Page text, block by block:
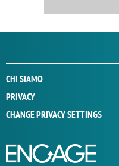
CHI SIAMO
PRIVACY
CHANGE PRIVACY SETTINGS